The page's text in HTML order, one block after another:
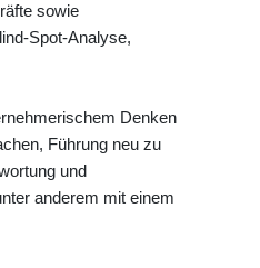
sowie
Spot-Analyse,
Denken
Führung neu zu
und
anderem mit einem